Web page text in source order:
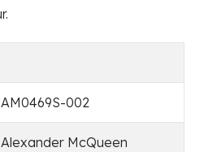
AM0469S-002
Alexander McQueen